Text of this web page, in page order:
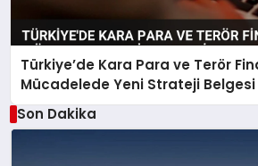
Türkiye’de Kara Para ve Terör
Mücadelede Yeni Strateji Belgesi
Son Dakika